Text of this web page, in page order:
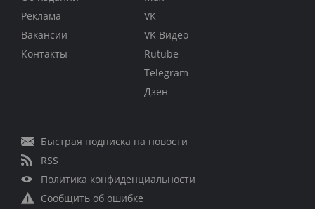
Реклама
Вакансии
Контакты
VK
VK Видео
Rutube
Telegram
Дзен
Быстрая подписка на новости
RSS
Политика конфиденциальности
Сообщить об ошибке